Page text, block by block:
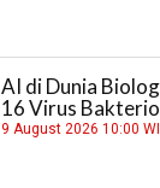
AI di Dunia
16 Virus
9 August 2026 10:00